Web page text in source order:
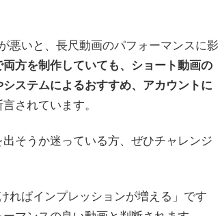
悪いと、長尺動画のパフォーマンスに影
両方を制作していても、ショート動画の
ステムによるおすすめ、アカウントに
言されています。
そうか迷っている方、ぜひチャレンジ
ればインプレッションが増える」です